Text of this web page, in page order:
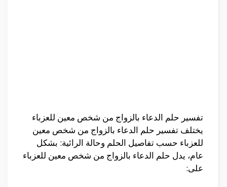
تفسير حلم الدعاء بالزواج من شخص معين للعزباء
يختلف تفسير حلم الدعاء بالزواج من شخص معين
للعزباء حسب تفاصيل الحلم وحالة الرائية: بشكل
عام، يدل حلم الدعاء بالزواج من شخص معين للعزباء
على: